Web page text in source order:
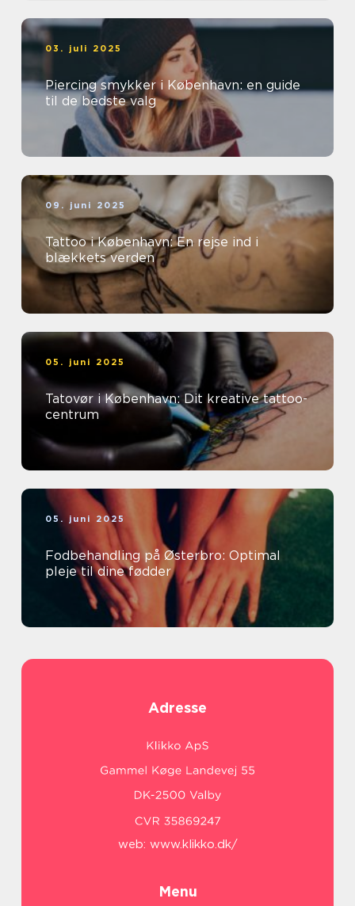
03. juli 2025
Piercing smykker i København: en guide
til de bedste valg
09. juni 2025
Tattoo i København: En rejse ind i
blækkets verden
05. juni 2025
Tatovør i København: Dit kreative tattoo-
centrum
05. juni 2025
Fodbehandling på Østerbro: Optimal
pleje til dine fødder
Adresse
web: www.klikko.dk/
Menu